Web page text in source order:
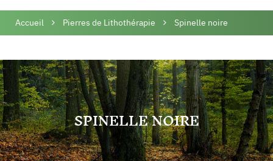
navigation
Accueil Pierres de Lithothérapie Spinelle noire
SPINELLE NOIRE